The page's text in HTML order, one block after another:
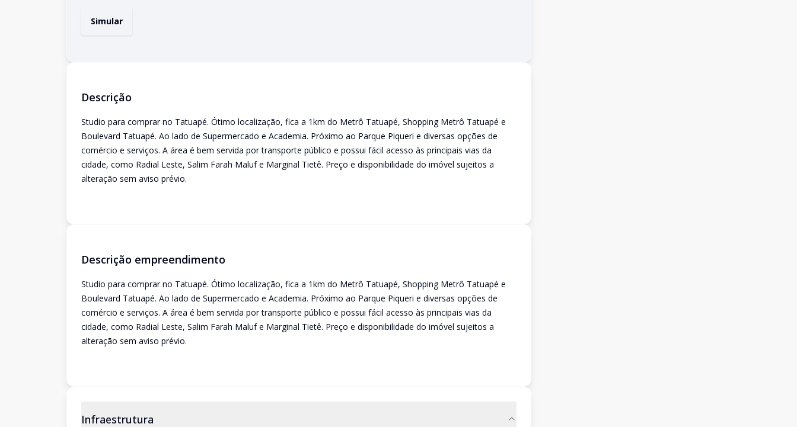
Simular
Descrição
Studio para comprar no Tatuapé. Ótimo localização, fica a 1km do Metrô Tatuapé, Shopping Metrô Tatuapé e
Boulevard Tatuapé. Ao lado de Supermercado e Academia. Próximo ao Parque Piqueri e diversas opções de
comércio e serviços. A área é bem servida por transporte público e possui fácil acesso às principais vias da
cidade, como Radial Leste, Salim Farah Maluf e Marginal Tietê. Preço e disponibilidade do imóvel sujeitos a
alteração sem aviso prévio.
Descrição empreendimento
Studio para comprar no Tatuapé. Ótimo localização, fica a 1km do Metrô Tatuapé, Shopping Metrô Tatuapé e
Boulevard Tatuapé. Ao lado de Supermercado e Academia. Próximo ao Parque Piqueri e diversas opções de
comércio e serviços. A área é bem servida por transporte público e possui fácil acesso às principais vias da
cidade, como Radial Leste, Salim Farah Maluf e Marginal Tietê. Preço e disponibilidade do imóvel sujeitos a
alteração sem aviso prévio.
Infraestrutura